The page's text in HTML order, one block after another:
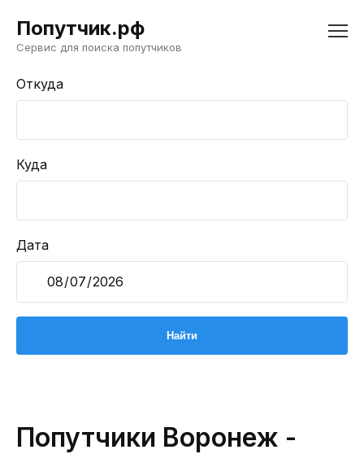
Попутчик.рф
Сервис для поиска попутчиков
Откуда
Куда
Дата
Попутчики Воронеж -